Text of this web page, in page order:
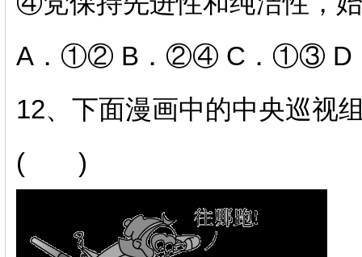
A．①② B．②④ C．①③
12、 下面漫画中的中央巡视
( )